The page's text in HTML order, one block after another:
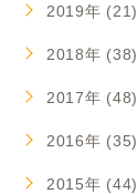
2019年 (21)
2018年 (38)
2017年 (48)
2016年 (35)
2015年 (44)